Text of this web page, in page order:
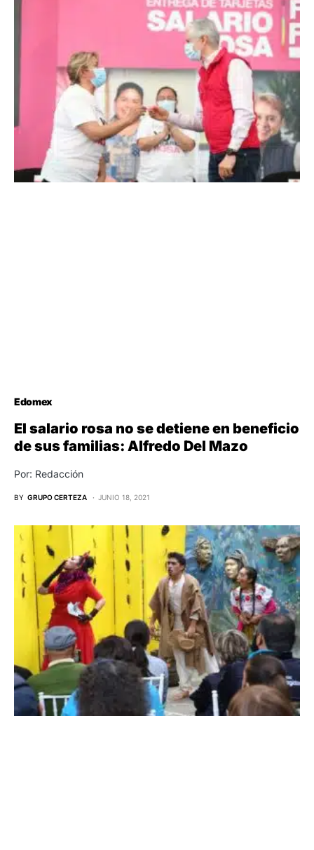
Edomex
El salario rosa no se detiene en beneficio
de sus familias: Alfredo Del Mazo
Por: Redacción
BY GRUPO CERTEZA JUNIO 18, 2021